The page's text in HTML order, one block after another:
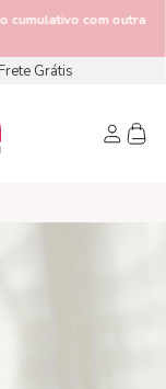
com outras
Grátis